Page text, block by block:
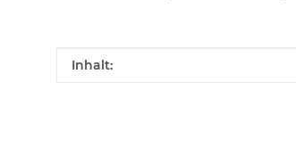
Produkteigenschaft
Wert
Inhalt: